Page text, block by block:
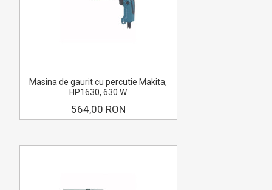
Masina de gaurit cu percutie Makita,
HP1630, 630 W
564,00 RON